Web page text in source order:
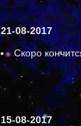
21-08-2017
Скоро
15-08-2017